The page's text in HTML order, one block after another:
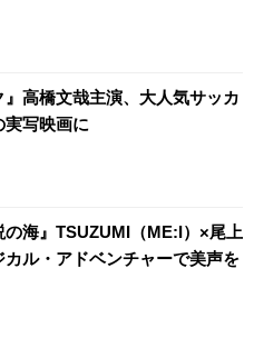
』高橋文哉主演、大人気サッカ
実写映画に
の海』TSUZUMI（ME:I）×尾上
ル・アドベンチャーで美声を